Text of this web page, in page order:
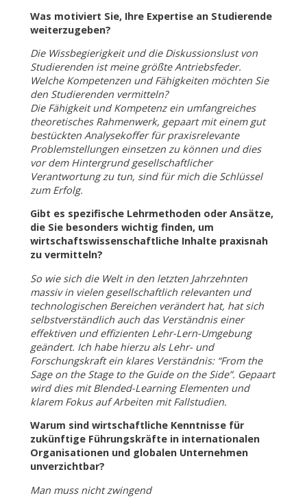
Was motiviert Sie, Ihre Expertise an Studierende
weiterzugeben?
Die Wissbegierigkeit und die Diskussionslust von
Studierenden ist meine größte Antriebsfeder.
Welche Kompetenzen und Fähigkeiten möchten Sie
den Studierenden vermitteln?
Die Fähigkeit und Kompetenz ein umfangreiches
theoretisches Rahmenwerk, gepaart mit einem gut
bestückten Analysekoffer für praxisrelevante
Problemstellungen einsetzen zu können und dies
vor dem Hintergrund gesellschaftlicher
Verantwortung zu tun, sind für mich die Schlüssel
zum Erfolg.
Gibt es spezifische Lehrmethoden oder Ansätze,
die Sie besonders wichtig finden, um
wirtschaftswissenschaftliche Inhalte praxisnah
zu vermitteln?
So wie sich die Welt in den letzten Jahrzehnten
massiv in vielen gesellschaftlich relevanten und
technologischen Bereichen verändert hat, hat sich
selbstverständlich auch das Verständnis einer
effektiven und effizienten Lehr-Lern-Umgebung
geändert. Ich habe hierzu als Lehr- und
Forschungskraft ein klares Verständnis: “From the
Sage on the Stage to the Guide on the Side”. Gepaart
wird dies mit Blended-Learning Elementen und
klarem Fokus auf Arbeiten mit Fallstudien.
Warum sind wirtschaftliche Kenntnisse für
zukünftige Führungskräfte in internationalen
Organisationen und globalen Unternehmen
unverzichtbar?
Man muss nicht zwingend